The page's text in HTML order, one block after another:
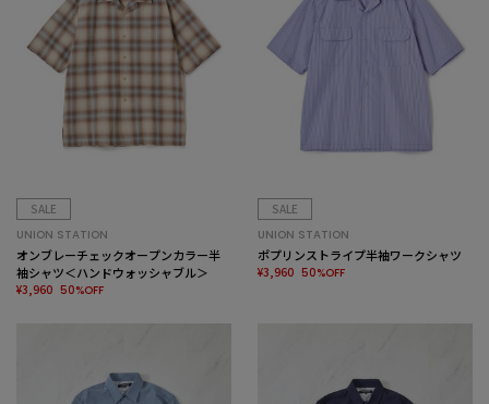
SALE
UNION STATION
オンブレーチェックオープンカラー半
袖シャツ＜ハンドウォッシャブル＞
¥3,960 50%OFF
SALE
UNION STATION
ポプリンストライプ半袖ワークシャツ
¥3,960 50%OFF